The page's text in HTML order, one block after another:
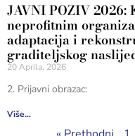
JAVNI POZIV
neprofitnim
adaptacija i
graditeljskog
20 Aprila, 2026
2. Prijavni obrazac:
Više...